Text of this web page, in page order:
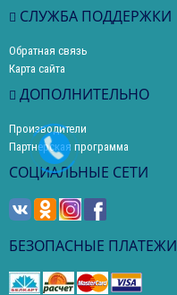
СЛУЖБА ПОДДЕРЖКИ
Обратная связь
Карта сайта
ДОПОЛНИТЕЛЬНО
Производители
Партнерская программа
СОЦИАЛЬНЫЕ СЕТИ
БЕЗОПАСНЫЕ ПЛАТЕЖИ